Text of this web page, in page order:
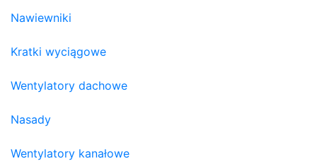
Nawiewniki
Kratki wyciągowe
Wentylatory dachowe
Nasady
Wentylatory kanałowe